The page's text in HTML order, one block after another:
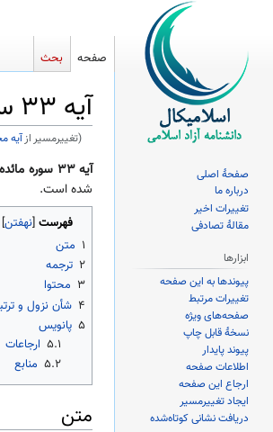
آیه ۳۳ سوره مائده
(تغییرمسیر ازآیه
پرش
به
ناوبری
پرش
به
جستجو
آیه ۳۳ سوره مائده
شده است.
فهرست
۱ متن
۲ ترجمه
۳ محتوا
۴ شأن نزول و
۵ پانویس
۵.۱ ارجاعات
۵.۲ منابع
متن
صفحه بحث
صفحهٔ اصلی
درباره ما
تغییرات اخیر
مقالهٔ تصادفی
ابزارها
پیوندها به این صفحه
تغییرات مرتبط
صفحه‌های ویژه
نسخهٔ قابل چاپ
پیوند پایدار
اطلاعات صفحه
ارجاع این صفحه
ایجاد تغییرمسیر
دریافت نشانی کوتاه‌شده